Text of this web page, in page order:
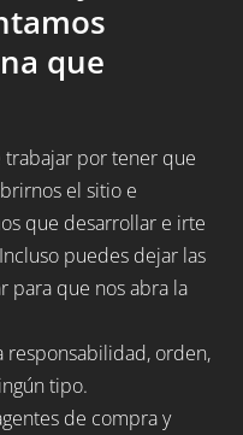
que
por tener que
el sitio e
que desarrollar e irte
puedes dejar las
para que nos abra la
responsabilidad, orden,
tipo.
de compra y